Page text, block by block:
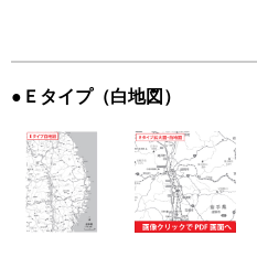
●Ｅタイプ（白地図）